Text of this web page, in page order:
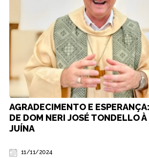
AGRADECIMENTO E
DE DOM NERI JOSÉ TONDELLO À
JUÍNA
11/11/2024